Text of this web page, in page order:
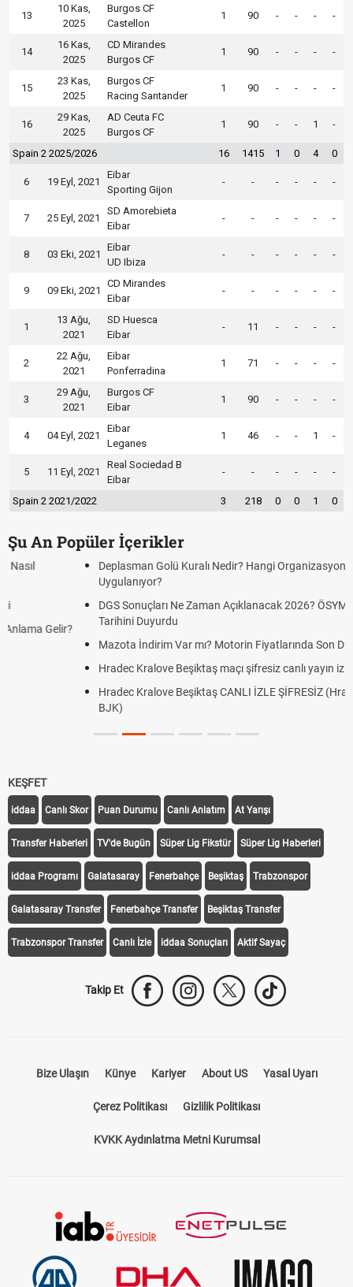
13
10 Kas,
2025
Burgos CF
Castellon
1 90 - - - -
14
16 Kas,
2025
CD Mirandes
Burgos CF
1 90 - - - -
15
23 Kas,
2025
Burgos CF
Racing Santander
1 90 - - - -
16
29 Kas,
2025
AD Ceuta FC
Burgos CF
1 90 - - 1 -
Spain 2 2025/2026 16 1415 1 0 4 0
6 19 Eyl, 2021
Eibar
Sporting Gijon
- - - - - -
7 25 Eyl, 2021
SD Amorebieta
Eibar
- - - - - -
8 03 Eki, 2021
Eibar
UD Ibiza
- - - - - -
9 09 Eki, 2021
CD Mirandes
Eibar
- - - - - -
1
13 Ağu,
2021
SD Huesca
Eibar
- 11 - - - -
2
22 Ağu,
2021
Eibar
Ponferradina
1 71 - - - -
3
29 Ağu,
2021
Burgos CF
Eibar
1 90 - - - -
4 04 Eyl, 2021
Eibar
Leganes
1 46 - - 1 -
5 11 Eyl, 2021
Real Sociedad B
Eibar
- - - - - -
Spain 2 2021/2022 3 218 0 0 1 0
Şu An Popüler İçerikler
Deplasman Golü Kuralı Nedir? Hangi Organizasyonlarda
DGS Sonuçları Ne Zaman Açıklanacak 2026? ÖSYM Sonuç
Tarihini Duyurdu
Mazota İndirim Var mı? Motorin Fiyatlarında Son Durum
Hradec Kralove Beşiktaş maçı şifresiz canlı yayın izle
Hradec Kralove Beşiktaş CANLI İZLE ŞİFRESİZ (Hradec Kralove
KEŞFET
iddaa Canlı Skor Puan Durumu Canlı Anlatım At Yarışı
Transfer Haberleri TV'de Bugün Süper Lig Fikstür Süper Lig Haberleri
iddaa Programı Galatasaray Fenerbahçe Beşiktaş Trabzonspor
Galatasaray Transfer Fenerbahçe Transfer Beşiktaş Transfer
Trabzonspor Transfer Canlı İzle iddaa Sonuçları Aktif Sayaç
Takip Et
Bize Ulaşın Künye Kariyer About US Yasal Uyarı
Çerez Politikası Gizlilik Politikası
KVKK Aydınlatma Metni Kurumsal